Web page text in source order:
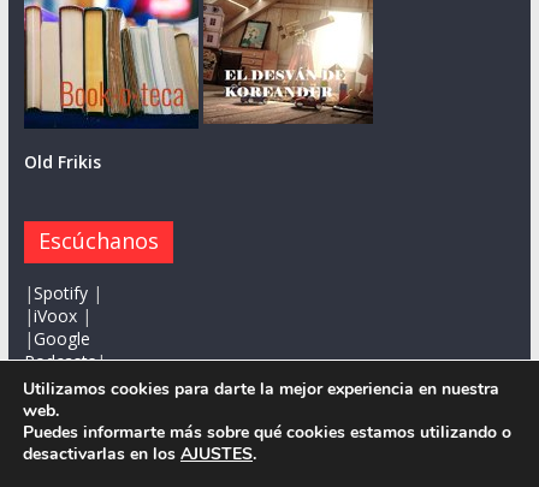
Old Frikis
Escúchanos
|Spotify |
|iVoox|
|Google
Podcasts|
Copyright © 2026. Todos los derechos reservados.
Utilizamos cookies para darte la mejor experiencia en nuestra
web.
Puedes informarte más sobre qué cookies estamos utilizando o
desactivarlas en los AJUSTES.